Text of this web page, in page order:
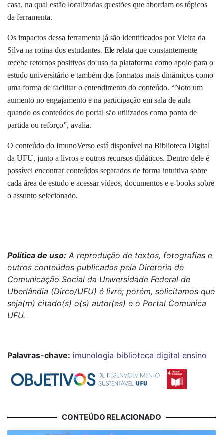
casa, na qual estão localizadas questões que abordam os tópicos
da ferramenta.
Os impactos dessa ferramenta já são identificados por Vieira da
Silva na rotina dos estudantes. Ele relata que constantemente
recebe retornos positivos do uso da plataforma como apoio para o
estudo universitário e também dos formatos mais dinâmicos como
uma forma de facilitar o entendimento do conteúdo. “Noto um
aumento no engajamento e na participação em sala de aula
quando os conteúdos do portal são utilizados como ponto de
partida ou reforço”, avalia.
O conteúdo do ImunoVerso está disponível na Biblioteca Digital
da UFU, junto a livros e outros recursos didáticos. Dentro dele é
possível encontrar conteúdos separados de forma intuitiva sobre
cada área de estudo e acessar vídeos, documentos e e-books sobre
o assunto selecionado.
Política de uso: A reprodução de textos, fotografias e
outros conteúdos publicados pela Diretoria de
Comunicação Social da Universidade Federal de
Uberlândia (Dirco/UFU) é livre; porém, solicitamos que
seja(m) citado(s) o(s) autor(es) e o Portal Comunica
UFU.
Palavras-chave: imunologia biblioteca digital ensino
CONTEÚDO RELACIONADO